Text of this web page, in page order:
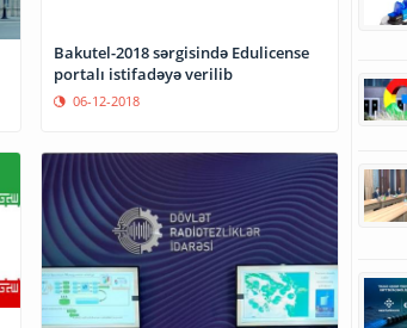
Bakutel-2018 sərgisində Edulicense
portalı istifadəyə verilib
06-12-2018